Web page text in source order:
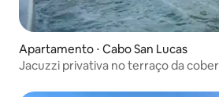
Apartamento ⋅ Cabo San Lucas
Jacuzzi privativa no terraço da